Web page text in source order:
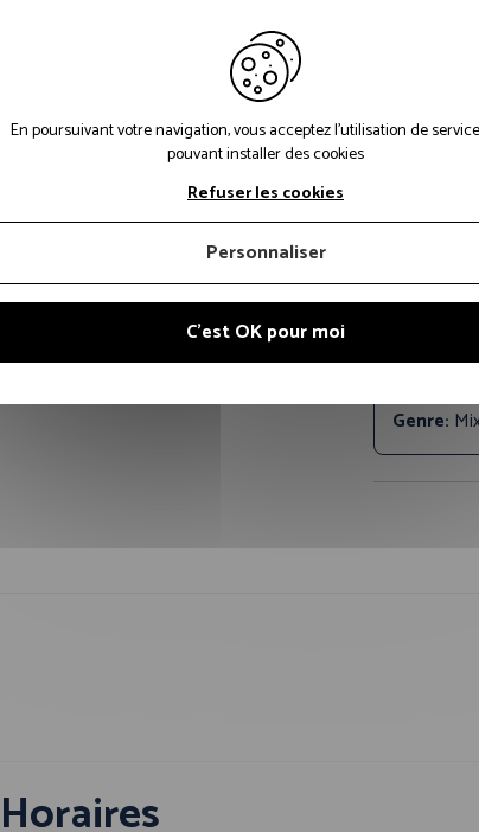
Détails
Sergé 2/1
XL, 2XL,
Genre:
Horaires
En poursuivant votre navigation, vous acceptez l'utilisation de
pouvant installer des cookies
C'est OK pour moi
Refuser les cookies
Personnaliser